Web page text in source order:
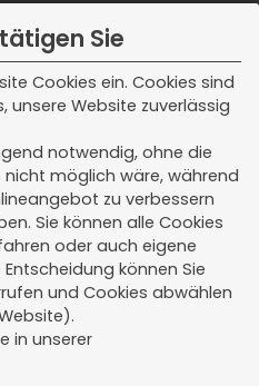
Sie
Cookies ein. Cookies sind
unsere Website zuverlässig
notwendig, ohne die
möglich wäre, während
zu verbessern
Sie können alle Cookies
oder auch eigene
können Sie
und Cookies abwählen
in unserer
Zeiten nach